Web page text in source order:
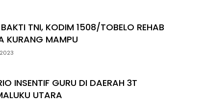
TNI, KODIM 1508/TOBELO REHAB
KURANG MAMPU
INSENTIF GURU DI DAERAH 3T
UTARA